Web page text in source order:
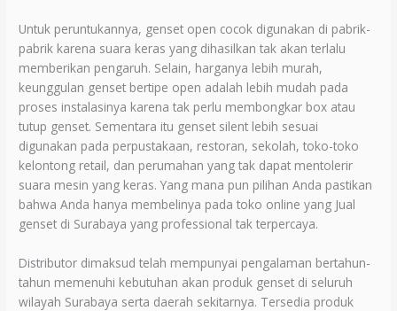
Untuk peruntukannya, genset open cocok digunakan di pabrik-
pabrik karena suara keras yang dihasilkan tak akan terlalu
memberikan pengaruh. Selain, harganya lebih murah,
keunggulan genset bertipe open adalah lebih mudah pada
proses instalasinya karena tak perlu membongkar box atau
tutup genset. Sementara itu genset silent lebih sesuai
digunakan pada perpustakaan, restoran, sekolah, toko-toko
kelontong retail, dan perumahan yang tak dapat mentolerir
suara mesin yang keras. Yang mana pun pilihan Anda pastikan
bahwa Anda hanya membelinya pada toko online yang Jual
genset di Surabaya yang professional tak terpercaya.
Distributor dimaksud telah mempunyai pengalaman bertahun-
tahun memenuhi kebutuhan akan produk genset di seluruh
wilayah Surabaya serta daerah sekitarnya. Tersedia produk